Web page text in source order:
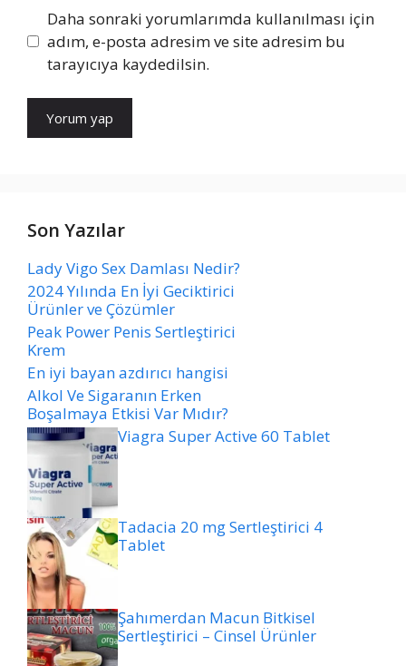
Daha sonraki yorumlarımda kullanılması için
adım, e-posta adresim ve site adresim bu
tarayıcıya kaydedilsin.
Son Yazılar
Lady Vigo Sex Damlası Nedir?
2024 Yılında En İyi Geciktirici
Ürünler ve Çözümler
Peak Power Penis Sertleştirici
Krem
En iyi bayan azdırıcı hangisi
Alkol Ve Sigaranın Erken
Boşalmaya Etkisi Var Mıdır?
Viagra Super Active 60 Tablet
Tadacia 20 mg Sertleştirici 4
Tablet
Şahımerdan Macun Bitkisel
Sertleştirici – Cinsel Ürünler